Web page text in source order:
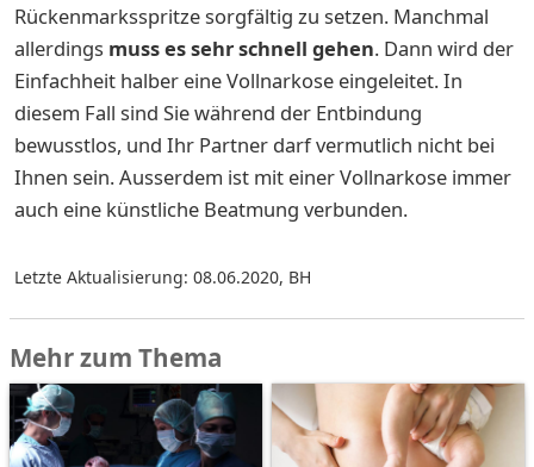
Rückenmarksspritze sorgfältig zu setzen. Manchmal
allerdings muss es sehr schnell gehen. Dann wird der
Einfachheit halber eine Vollnarkose eingeleitet. In
diesem Fall sind Sie während der Entbindung
bewusstlos, und Ihr Partner darf vermutlich nicht bei
Ihnen sein. Ausserdem ist mit einer Vollnarkose immer
auch eine künstliche Beatmung verbunden.
Letzte Aktualisierung: 08.06.2020, BH
Mehr zum Thema